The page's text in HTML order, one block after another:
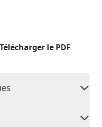
Télécharger le PDF